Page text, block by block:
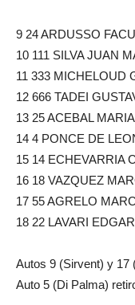
9 24 ARDUSSO
10 111 SILVA JUAN
11 333 MICHELOUD
12 666 TADEI
13 25 ACEBAL
14 4 PONCE DE
15 14 ECHEVARRIA
16 18 VAZQUEZ
17 55 AGRELO
18 22 LAVARI
Autos 9 (Sirvent) y 17
Auto 5 (Di Palma)